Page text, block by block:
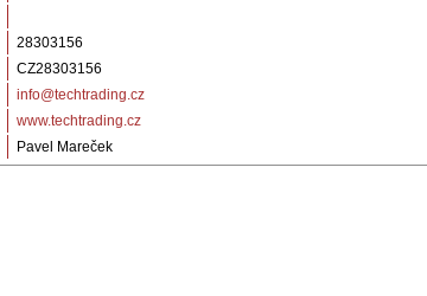
28303156
CZ28303156
info@techtrading.cz
www.techtrading.cz
Pavel Mareček